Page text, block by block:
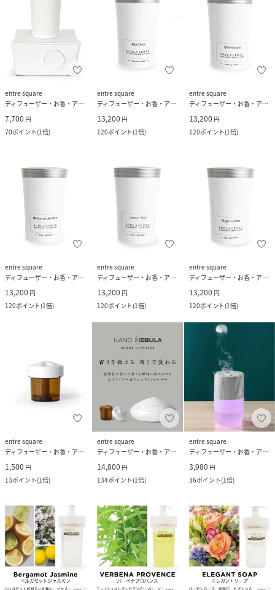
entre square
ディフューザー・お香・アロマオイル・キャンドル
7,700 円
70ポイント(1倍)
entre square
ディフューザー・お香・アロマオイル・キャンドル
13,200 円
120ポイント(1倍)
entre square
ディフューザー・お香・アロマオイル・キャンドル
13,200 円
120ポイント(1倍)
entre square
ディフューザー・お香・アロマオイル・キャンドル
13,200 円
120ポイント(1倍)
entre square
ディフューザー・お香・アロマオイル・キャンドル
13,200 円
120ポイント(1倍)
entre square
ディフューザー・お香・アロマオイル・キャンドル
13,200 円
120ポイント(1倍)
entre square
ディフューザー・お香・アロマオイル・キャンドル
1,500 円
13ポイント(1倍)
entre square
ディフューザー・お香・アロマオイル・キャンドル
14,800 円
134ポイント(1倍)
entre square
ディフューザー・お香・アロマオイル・キャンドル
3,980 円
36ポイント(1倍)